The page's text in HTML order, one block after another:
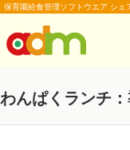
保育園給食管理ソフトウエア シェ
わんぱくランチ